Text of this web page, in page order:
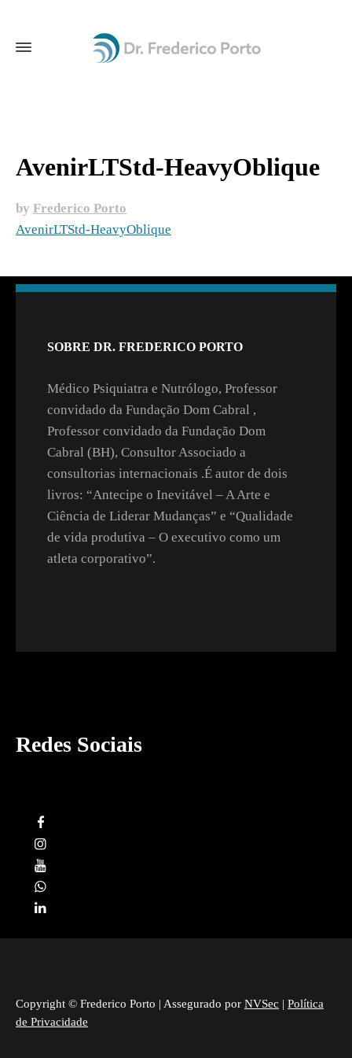
AvenirLTStd-HeavyOblique
by Frederico Porto
AvenirLTStd-HeavyOblique
SOBRE DR. FREDERICO PORTO
Médico Psiquiatra e Nutrólogo, Professor
convidado da Fundação Dom Cabral ,
Professor convidado da Fundação Dom
Cabral (BH), Consultor Associado a
consultorias internacionais .É autor de dois
livros: “Antecipe o Inevitável – A Arte e
Ciência de Liderar Mudanças” e “Qualidade
de vida produtiva – O executivo como um
atleta corporativo”.
Redes Sociais
Copyright © Frederico Porto | Assegurado por NVSec | Política
de Privacidade